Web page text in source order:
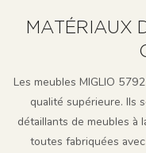
MATÉRIAUX
Les meubles MIGLIO
qualité supérieure. Ils
détaillants de meubles à
toutes fabriquées